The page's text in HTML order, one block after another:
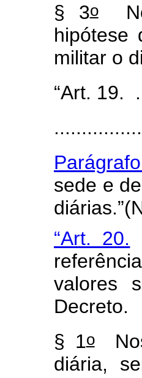
§ 3oNo
hipótese
militar o
“Art. 19.
sede e
“Art. 20.
valores
Decreto.
§ 1oNos
diária,